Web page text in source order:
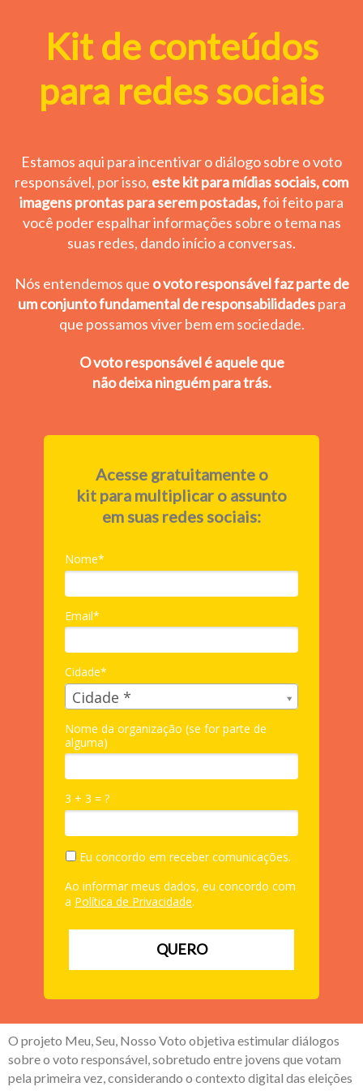
Kit de conteúdos
para redes sociais
Estamos aqui para incentivar o diálogo sobre o voto
responsável, por isso, este kit para mídias sociais, com
imagens prontas para serem postadas,foi feito para
você poder espalhar informações sobre o tema nas
suas redes, dando início a conversas.
Nós entendemos que o voto responsável faz parte de
um conjunto fundamental de responsabilidadespara
que possamos viver bem em sociedade.
O voto responsável é aquele que
não deixa ninguém para trás.
Acesse gratuitamente o
kit para multiplicar o assunto
em suas redes sociais:
Nome*
Email*
Cidade*
Cidade *
Cidade*
Nome da organização (se for parte de
alguma)
3 + 3 = ?
Eu concordo em receber comunicações.
Ao informar meus dados, eu concordo com
a Política de Privacidade.
QUERO
O projeto Meu, Seu, Nosso Voto objetiva estimular diálogos
sobre o voto responsável, sobretudo entre jovens que votam
pela primeira vez, considerando o contexto digital das eleições